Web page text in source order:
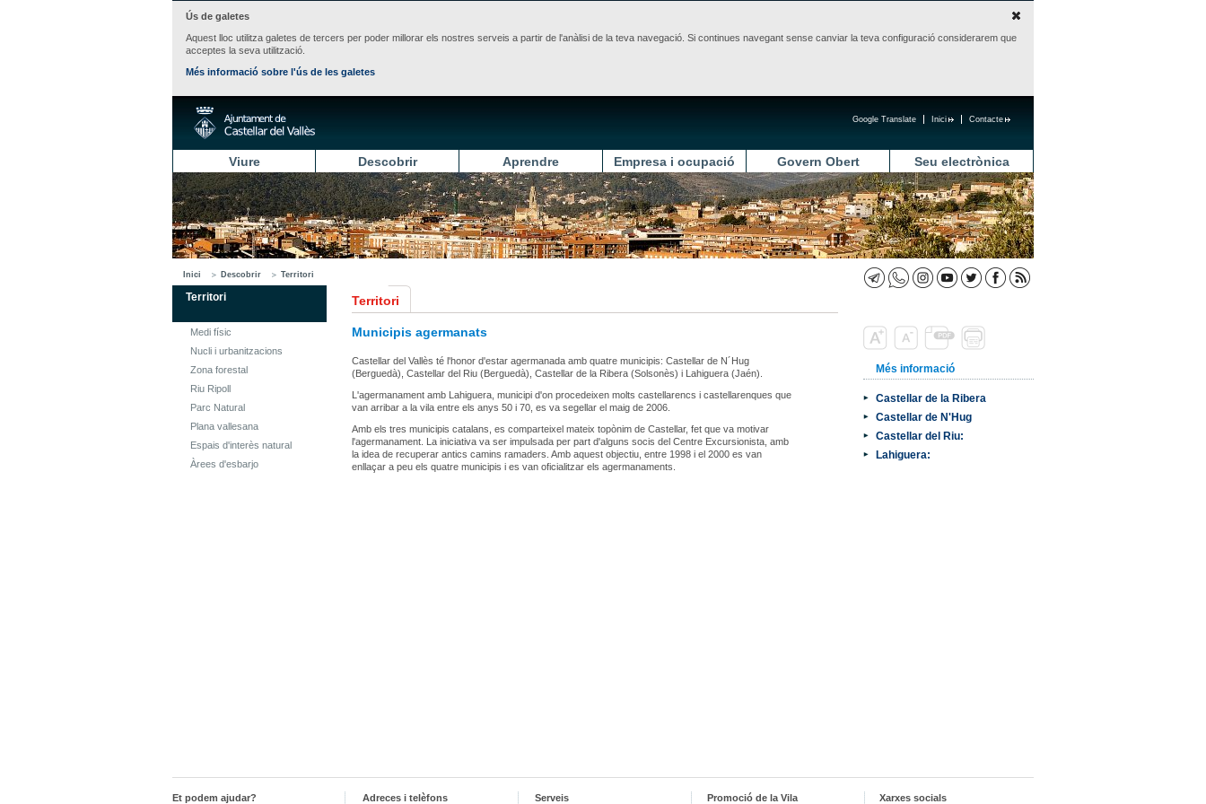
Ús de galetes
Aquest lloc utilitza galetes de tercers per poder millorar els nostres serveis a partir de l'anàlisi de la teva navegació. Si continues navegant sense canviar la teva configuració considerarem que
acceptes la seva utilització.
Més informació sobre l'ús de les galetes
Contacte
Inici
Google Translate
Viure Descobrir Aprendre Empresa i ocupació Govern Obert Seu electrònica
Inici Descobrir Territori
Territori
Medi físic
Nucli i urbanitzacions
Zona forestal
Riu Ripoll
Parc Natural
Plana vallesana
Espais d'interès natural
Àrees d'esbarjo
Territori
Municipis agermanats
Castellar del Vallès té l'honor d'estar agermanada amb quatre municipis: Castellar de N´Hug
(Berguedà), Castellar del Riu (Berguedà), Castellar de la Ribera (Solsonès) i Lahiguera (Jaén).
L'agermanament amb Lahiguera, municipi d'on procedeixen molts castellarencs i castellarenques que
van arribar a la vila entre els anys 50 i 70, es va segellar el maig de 2006.
Amb els tres municipis catalans, es comparteixel mateix topònim de Castellar, fet que va motivar
l'agermanament. La iniciativa va ser impulsada per part d'alguns socis del Centre Excursionista, amb
la idea de recuperar antics camins ramaders. Amb aquest objectiu, entre 1998 i el 2000 es van
enllaçar a peu els quatre municipis i es van oficialitzar els agermanaments.
Més informació
Castellar de la Ribera
Castellar de N'Hug
Castellar del Riu:
Lahiguera:
Et podem ajudar? Adreces i telèfons Serveis Promoció de la Vila Xarxes socials